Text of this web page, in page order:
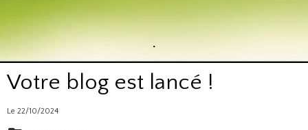
.
Votre blog est lancé !
Le 22/10/2024